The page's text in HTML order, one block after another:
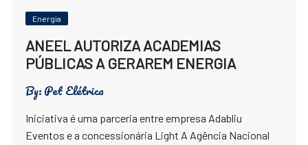
Energia
ANEEL AUTORIZA ACADEMIAS
PÚBLICAS A GERAREM ENERGIA
By:Pet Elétrica
Iniciativa é uma parceria entre empresa Adabliu
Eventos e a concessionária Light A Agência Nacional